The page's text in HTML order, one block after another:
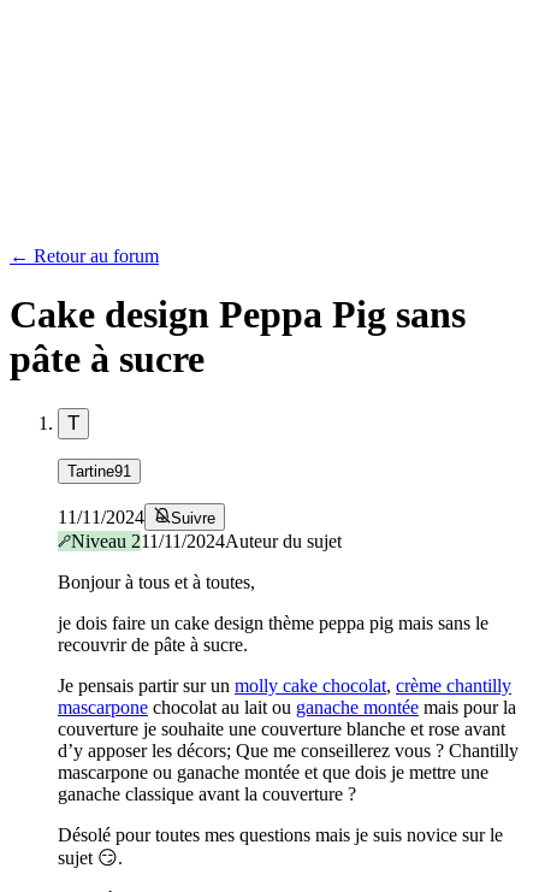
← Retour au forum
Cake design Peppa Pig sans
pâte à sucre
T
Tartine91
11/11/2024 Suivre
Niveau 211/11/2024Auteur du sujet
Bonjour à tous et à toutes,
je dois faire un cake design thème peppa pig mais sans le
recouvrir de pâte à sucre.
Je pensais partir sur un molly cake chocolat, crème chantilly
mascarpone chocolat au lait ou ganache montée mais pour la
couverture je souhaite une couverture blanche et rose avant
d’y apposer les décors; Que me conseillerez vous ? Chantilly
mascarpone ou ganache montée et que dois je mettre une
ganache classique avant la couverture ?
Désolé pour toutes mes questions mais je suis novice sur le
sujet 😏.